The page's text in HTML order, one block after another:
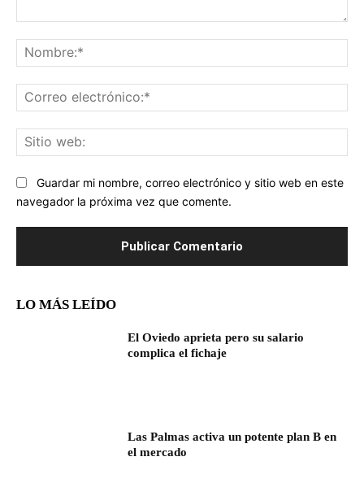
Guardar mi nombre, correo electrónico y sitio web en este
navegador la próxima vez que comente.
LO MÁS LEÍDO
El Oviedo aprieta pero su salario
complica el fichaje
Las Palmas activa un potente plan B en
el mercado